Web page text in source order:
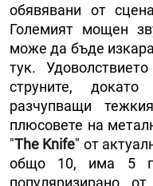
обявявани от
Големият мощен
може да бъде
тук.
струните,
разчупващи
плюсовете на
"The Knife" от
общо 10, има 5
популяризирано